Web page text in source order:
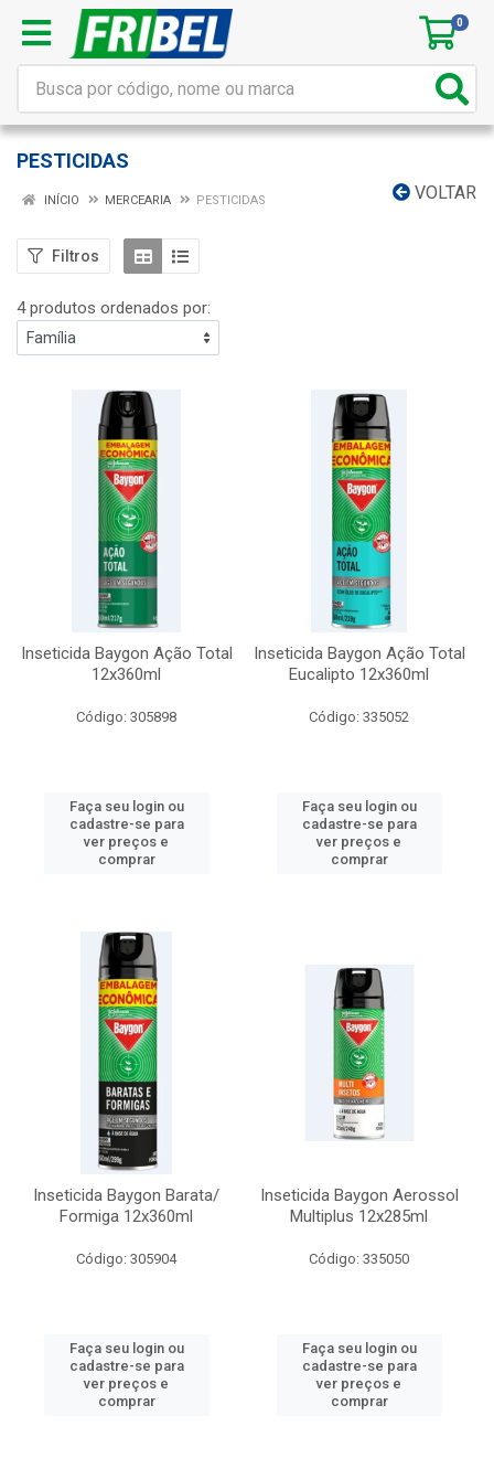
0
PESTICIDAS
VOLTAR
INÍCIO MERCEARIA PESTICIDAS
Filtros
4 produtos ordenados por:
Inseticida Baygon Ação Total
12x360ml
Código: 305898
Faça seu login ou
cadastre-se para
ver preços e
comprar
Inseticida Baygon Ação Total
Eucalipto 12x360ml
Código: 335052
Faça seu login ou
cadastre-se para
ver preços e
comprar
Inseticida Baygon Barata/
Formiga 12x360ml
Código: 305904
Faça seu login ou
cadastre-se para
ver preços e
comprar
Inseticida Baygon Aerossol
Multiplus 12x285ml
Código: 335050
Faça seu login ou
cadastre-se para
ver preços e
comprar